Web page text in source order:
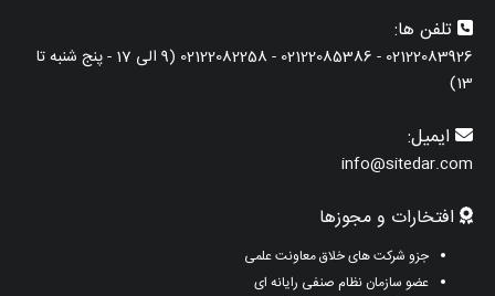
تلفن ها:
02122083926 - 02122085386 - 02122082258 (9 الی 17 - پنج شنبه تا
13)
ایمیل:
info@sitedar.com
افتخارات و مجوزها
جزو شرکت های خلاق معاونت علمی
عضو سازمان نظام صنفی رایانه ای